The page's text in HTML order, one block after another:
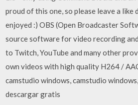
proud of this one, so please leave a like
enjoyed :) OBS (Open Broadcaster
source software for video recording
to Twitch, YouTube and many other
own videos with high quality H264 /
camstudio windows, camstudio
descargar gratis